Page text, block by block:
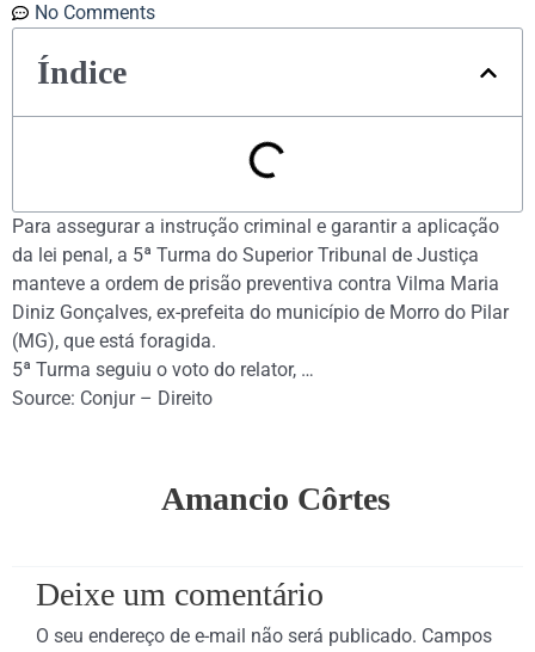
No Comments
Índice
Para assegurar a instrução criminal e garantir a aplicação
da lei penal, a 5ª Turma do Superior Tribunal de Justiça
manteve a ordem de prisão preventiva contra Vilma Maria
Diniz Gonçalves, ex-prefeita do município de Morro do Pilar
(MG), que está foragida.
5ª Turma seguiu o voto do relator, …
Source: Conjur – Direito
Amancio Côrtes
Deixe um comentário
O seu endereço de e-mail não será publicado. Campos